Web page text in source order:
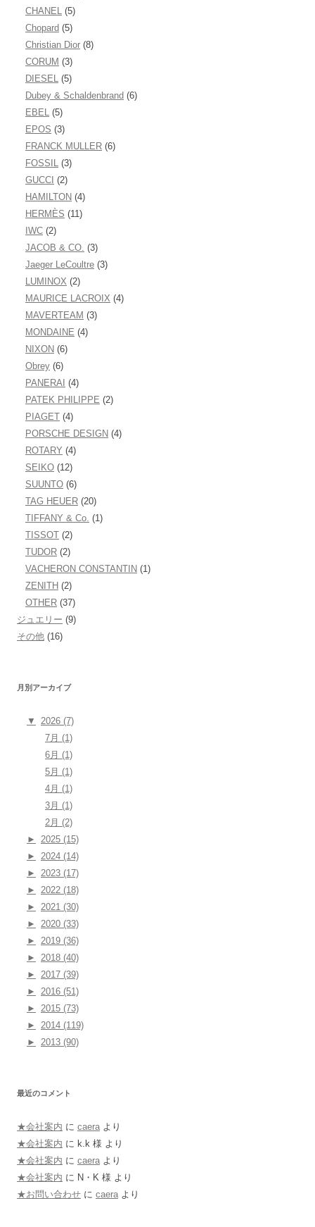
CHANEL
(5)
Chopard (5)
Christian Dior (8)
CORUM (3)
DIESEL
(5)
Dubey & Schaldenbrand (6)
EBEL
(5)
EPOS (3)
FRANCK MULLER (6)
FOSSIL
(3)
GUCCI (2)
HAMILTON (4)
HERMÈS (11)
IWC (2)
JACOB & CO. (3)
Jaeger LeCoultre (3)
LUMINOX (2)
MAURICE LACROIX (4)
MAVERTEAM (3)
MONDAINE (4)
NIXON (6)
Obrey (6)
PANERAI (4)
PATEK PHILIPPE (2)
PIAGET (4)
PORSCHE DESIGN (4)
ROTARY (4)
SEIKO (12)
SUUNTO (6)
TAG HEUER (20)
TIFFANY & Co. (1)
TISSOT (2)
TUDOR (2)
VACHERON CONSTANTIN (1)
ZENITH (2)
OTHER (37)
ジュエリー (9)
その他 (16)
月別アーカイブ
▼
2026 (7)
7月 (1)
6月 (1)
5月 (1)
4月 (1)
3月 (1)
2月 (2)
►
2025 (15)
►
2024 (14)
►
2023 (17)
►
2022 (18)
►
2021 (30)
►
2020 (33)
►
2019 (36)
►
2018 (40)
►
2017 (39)
►
2016 (51)
►
2015 (73)
►
2014 (119)
►
2013 (90)
最近のコメント
★会社案内 に caera より
★会社案内 に k.k 様 より
★会社案内 に caera より
★会社案内 に N・K 様 より
★お問い合わせ に caera より